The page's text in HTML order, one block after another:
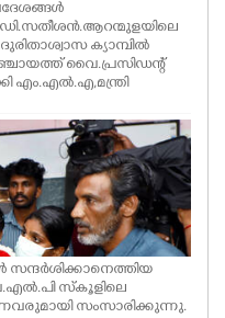
ക്യാമ്പിൽ
വൈ.പ്രസിഡന്റ്
എം.എൽ.എ,മന്ത്രി
സന്ദർശിക്കാനെത്തിയ
സ്കൂളിലെ
സംസാരിക്കുന്നു.